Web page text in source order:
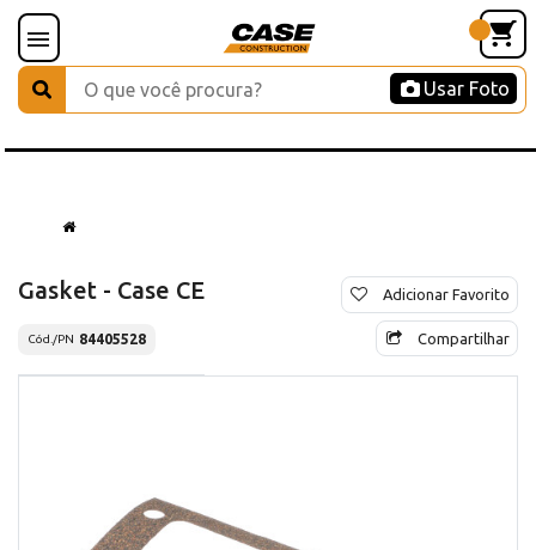
Usar Foto
Gasket - Case CE
Cód./PN 84405528
Adicionar Favorito
Compartilhar